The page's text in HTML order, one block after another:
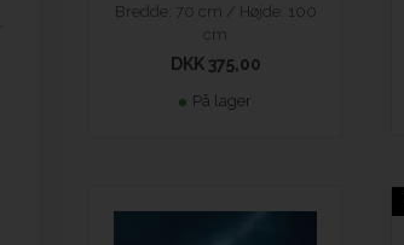
Bredde: 70 cm / Højde: 100
cm
DKK 375,00
På lager